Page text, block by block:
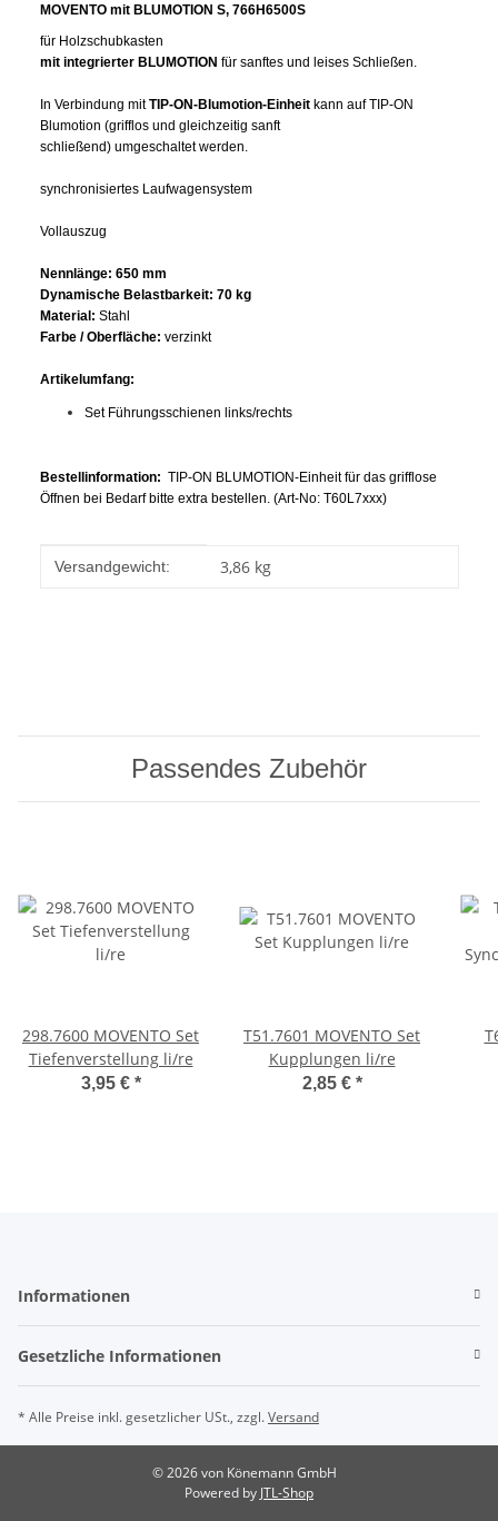
MOVENTO mit BLUMOTION S, 766H6500S
für Holzschubkasten
mit integrierter BLUMOTION für sanftes und leises Schließen.
In Verbindung mitTIP-ON-Blumotion-Einheit kann auf TIP-ON
Blumotion (grifflos und gleichzeitig sanft
schließend) umgeschaltet werden.
synchronisiertes Laufwagensystem
Vollauszug
Nennlänge: 650 mm
Dynamische Belastbarkeit: 70 kg
Material: Stahl
Farbe / Oberfläche: verzinkt
Artikelumfang:
Set Führungsschienen links/rechts
Bestellinformation: TIP-ON BLUMOTION-Einheit für das grifflose
Öffnen bei Bedarf bitte extra bestellen. (Art-No: T60L7xxx)
Produkteigenschaft
Wert
Versandgewicht: 3,86 kg
Passendes Zubehör
298.7600 MOVENTO Set
Tiefenverstellung li/re
3,95 € *
T51.7601 MOVENTO Set
Kupplungen li/re
2,85 € *
Informationen
Gesetzliche Informationen
* Alle Preise inkl. gesetzlicher USt., zzgl.Versand
© 2026 von Könemann GmbH
Powered by JTL-Shop